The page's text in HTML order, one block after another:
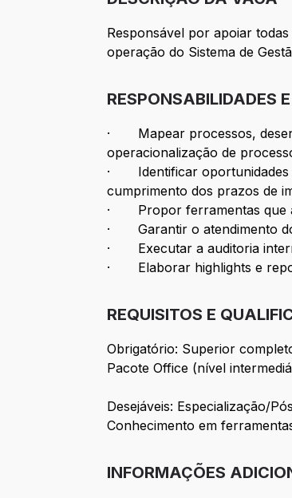
Responsável por apoiar
operação do Sistema de
RESPONSABILIDADES
· Mapear processos,
operacionalização de
· Identificar oportunidades e
cumprimento dos prazos de
· Propor ferramentas que
· Garantir o atendimento
· Executar a auditoria
· Elaborar highlights e
REQUISITOS E
Obrigatório: Superior
Pacote Office (nível
Desejáveis: Especialização/
Conhecimento em
INFORMAÇÕES